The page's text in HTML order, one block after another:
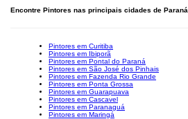
Encontre Pintores nas principais cidades de Paraná
Pintores em Curitiba
Pintores em Ibiporã
Pintores em Pontal do Paraná
Pintores em São José dos Pinhais
Pintores em Fazenda Rio Grande
Pintores em Ponta Grossa
Pintores em Guarapuava
Pintores em Cascavel
Pintores em Paranaguá
Pintores em Maringá